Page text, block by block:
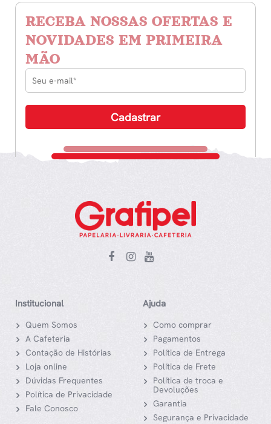
RECEBA NOSSAS OFERTAS E
NOVIDADES EM PRIMEIRA
MÃO
Institucional
Quem Somos
A Cafeteria
Contação de Histórias
Loja online
Dúvidas Frequentes
Política de Privacidade
Fale Conosco
Ajuda
Como comprar
Pagamentos
Política de Entrega
Política de Frete
Política de troca e
Devoluções
Garantia
Segurança e Privacidade